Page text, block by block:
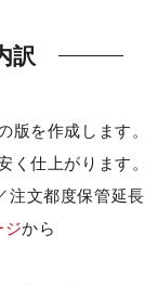
訳
版を作成します。
く仕上がります。
注文都度保管延長
ジから